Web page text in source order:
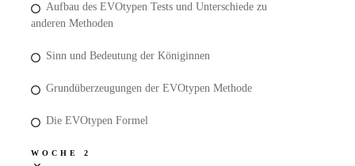
Aufbau des EVOtypen Tests und Unterschiede zu
anderen Methoden
Sinn und Bedeutung der Königinnen
Grundüberzeugungen der EVOtypen Methode
Die EVOtypen Formel
WOCHE 2